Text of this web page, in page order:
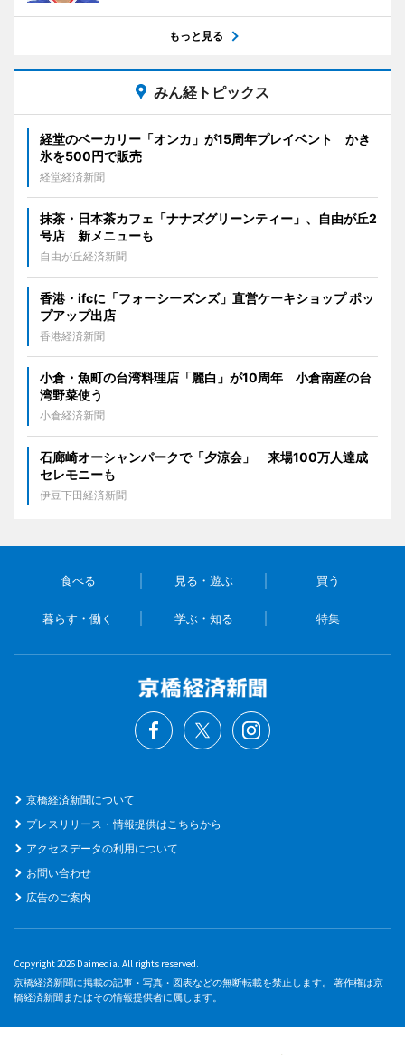
もっと見る
みん経トピックス
経堂のベーカリー「オンカ」が15周年プレイベント かき
氷を500円で販売
経堂経済新聞
抹茶・日本茶カフェ「ナナズグリーンティー」、自由が丘2
号店 新メニューも
自由が丘経済新聞
香港・ifcに「フォーシーズンズ」直営ケーキショップ ポッ
プアップ出店
香港経済新聞
小倉・魚町の台湾料理店「麗白」が10周年 小倉南産の台
湾野菜使う
小倉経済新聞
石廊崎オーシャンパークで「夕涼会」 来場100万人達成
セレモニーも
伊豆下田経済新聞
食べる 見る・遊ぶ 買う
暮らす・働く 学ぶ・知る 特集
京橋経済新聞について
プレスリリース・情報提供はこちらから
アクセスデータの利用について
お問い合わせ
広告のご案内
Copyright 2026 Daimedia. All rights reserved.
京橋経済新聞に掲載の記事・写真・図表などの無断転載を禁止します。 著作権は京
橋経済新聞またはその情報提供者に属します。